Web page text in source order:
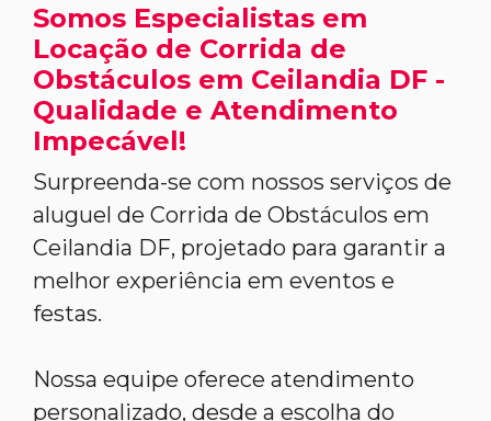
Somos Especialistas em
Locação de Corrida de
Obstáculos em Ceilandia DF -
Qualidade e Atendimento
Impecável!
Surpreenda-se com nossos serviços de
aluguel de Corrida de Obstáculos em
Ceilandia DF, projetado para garantir a
melhor experiência em eventos e
festas.
Nossa equipe oferece atendimento
personalizado, desde a escolha do